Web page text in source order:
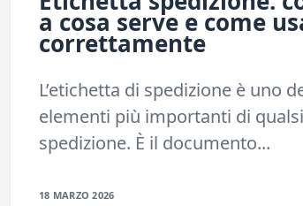
a cosa serve e come
correttamente
L’etichetta di spedizione è uno
elementi più importanti di
spedizione. È il documento...
18 MARZO 2026